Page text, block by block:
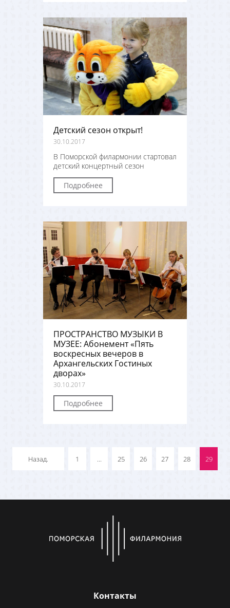
Детский сезон открыт!
30.10.2017
В Поморской филармонии стартовал
детский концертный сезон
Подробнее
ПРОСТРАНСТВО МУЗЫКИ В
МУЗЕЕ: Абонемент «Пять
воскресных вечеров в
Архангельских Гостиных
дворах»
30.10.2017
Подробнее
Назад. 1 ... 25 26 27 28 29
Контакты